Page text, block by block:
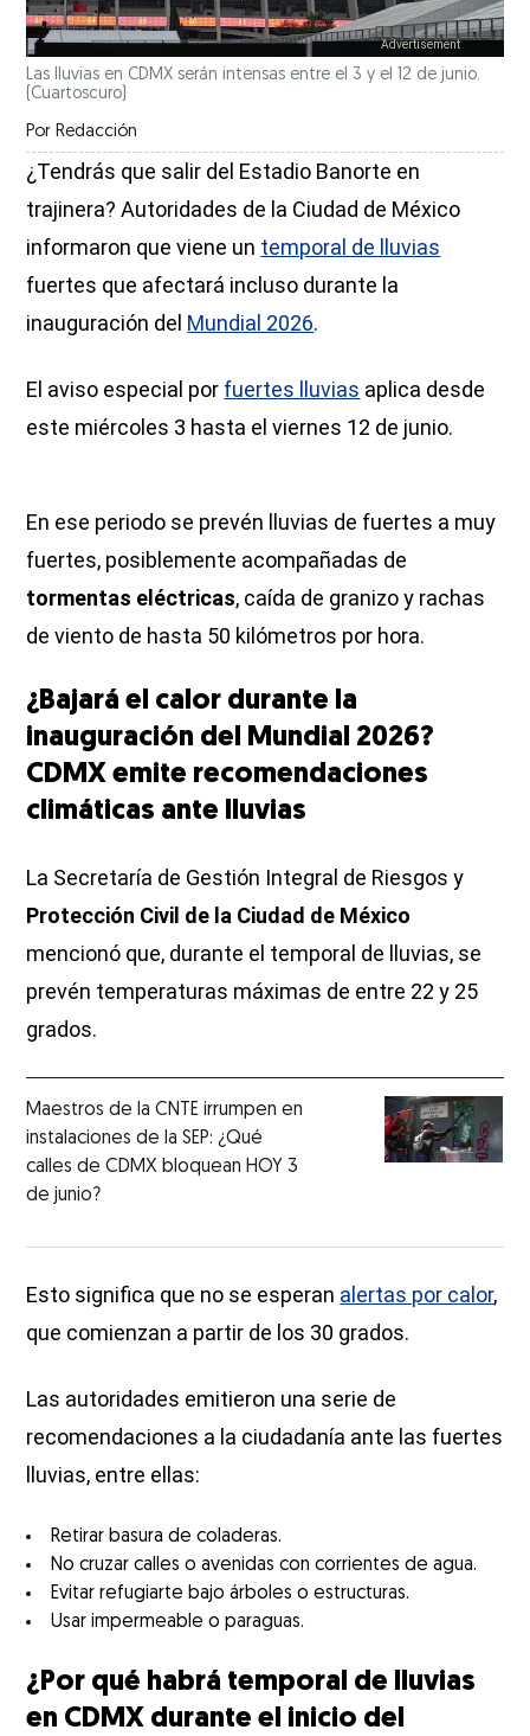
Las lluvias en CDMX serán intensas entre el 3 y el 12 de junio.
(Cuartoscuro)
Por Redacción
¿Tendrás que salir del Estadio Banorte en
trajinera? Autoridades de la Ciudad de México
informaron que viene un temporal de lluvias
fuertes que afectará incluso durante la
inauguración del Mundial 2026.
El aviso especial por fuertes lluvias aplica desde
este miércoles 3 hasta el viernes 12 de junio.
En ese periodo se prevén lluvias de fuertes a muy
fuertes, posiblemente acompañadas de
tormentas eléctricas, caída de granizo y rachas
de viento de hasta 50 kilómetros por hora.
¿Bajará el calor durante la
inauguración del Mundial 2026?
CDMX emite recomendaciones
climáticas ante lluvias
La Secretaría de Gestión Integral de Riesgos y
Protección Civil de la Ciudad de México
mencionó que, durante el temporal de lluvias, se
prevén temperaturas máximas de entre 22 y 25
grados.
Maestros de la CNTE irrumpen en
instalaciones de la SEP: ¿Qué
calles de CDMX bloquean HOY 3
de junio?
Esto significa que no se esperan alertas por calor,
que comienzan a partir de los 30 grados.
Las autoridades emitieron una serie de
recomendaciones a la ciudadanía ante las fuertes
lluvias, entre ellas:
Retirar basura de coladeras.
No cruzar calles o avenidas con corrientes de agua.
Evitar refugiarte bajo árboles o estructuras.
Usar impermeable o paraguas.
¿Por qué habrá temporal de lluvias
en CDMX durante el inicio del